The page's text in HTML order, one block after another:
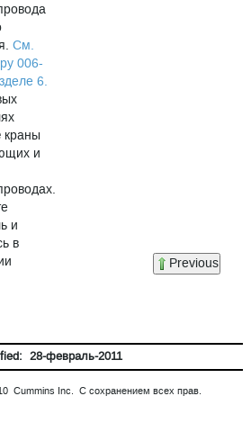
См.
006-
6.
краны
и
и
в
Previous
28-февраль-2011
Cummins Inc. С сохранением всех прав.